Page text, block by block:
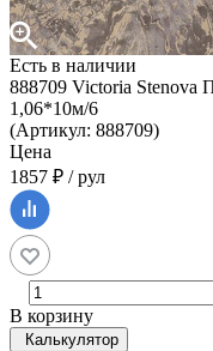
Есть в наличии
888709 Victoria Stenova
1,06*10м/6
(Артикул: 888709)
Цена
1857 ₽ / рул
В корзину
Калькулятор